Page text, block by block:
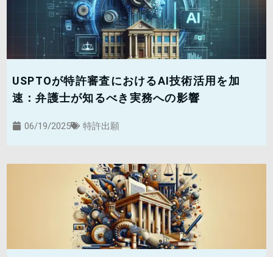
USPTOが特許審査におけるAI技術活用を加
速：弁護士が知るべき実務への影響
06/19/2025 特許出願